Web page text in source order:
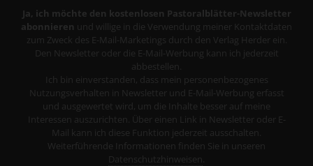
Ja, ich möchte den kostenlosen Pastoralblätter-Newsletter
abonnieren und willige in die Verwendung meiner Kontaktdaten
zum Zweck des E-Mail-Marketings durch den Verlag Herder ein.
Den Newsletter oder die E-Mail-Werbung kann ich jederzeit
abbestellen.
Ich bin einverstanden, dass mein personenbezogenes
Nutzungsverhalten in Newsletter und E-Mail-Werbung erfasst
und ausgewertet wird, um die Inhalte besser auf meine
Interessen auszurichten. Über einen Link in Newsletter oder E-
Mail kann ich diese Funktion jederzeit ausschalten.
Weiterführende Informationen finden Sie in unseren
Datenschutzhinweisen